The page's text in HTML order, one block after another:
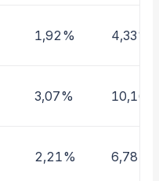
1,92% 4,33%
3,07% 10,16%
2,21% 6,78%